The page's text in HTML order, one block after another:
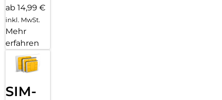
ab 14,99 €
inkl. MwSt.
Mehr
erfahren
SIM-